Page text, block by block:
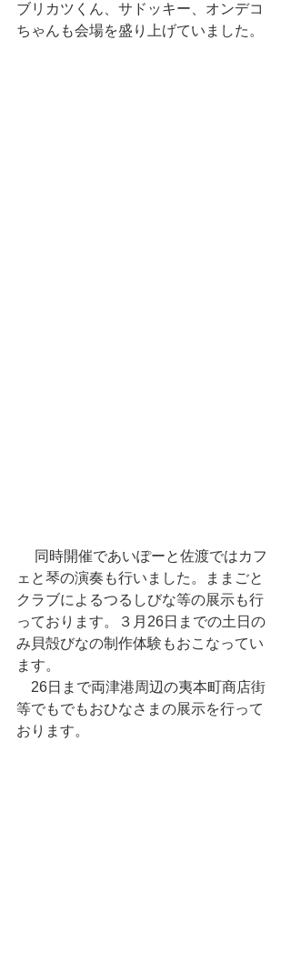
ブリカツくん、サドッキー、オンデコ
ちゃんも会場を盛り上げていました。
ェと琴の演奏も行いました。ままごと
クラブによるつるしびな等の展示も行
っております。３月26日までの土日の
み貝殻びなの制作体験もおこなってい
ます。
26日まで両津港周辺の夷本町商店街
等でもでもおひなさまの展示を行って
おります。